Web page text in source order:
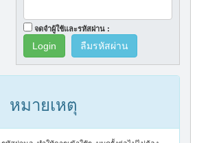
จดจำผู้ใช้และรหัสผ่าน :
ลืมรหัสผ่าน
หมายเหตุ